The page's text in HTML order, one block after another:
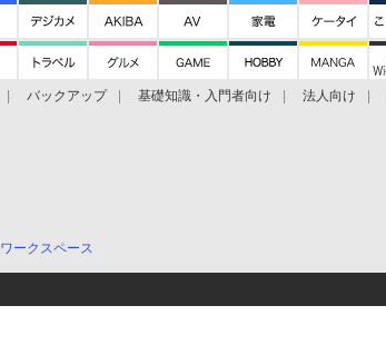
バックアップ 基礎知識・入門者向け 法人向け
ワークスペース